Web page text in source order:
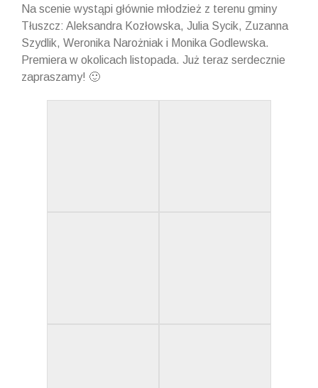
Na scenie wystąpi głównie młodzież z terenu gminy
Tłuszcz: Aleksandra Kozłowska, Julia Sycik, Zuzanna
Szydlik, Weronika Narożniak i Monika Godlewska.
Premiera w okolicach listopada. Już teraz serdecznie
zapraszamy! 🙂